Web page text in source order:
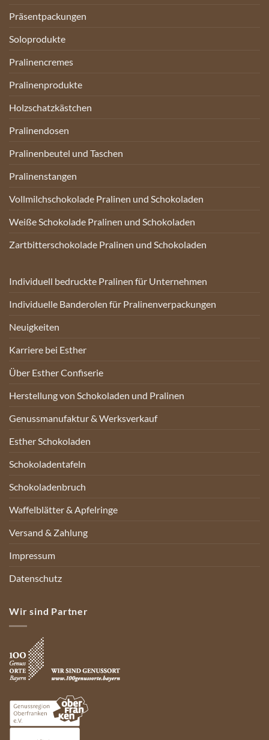
Präsentpackungen
Soloprodukte
Pralinencremes
Pralinenprodukte
Holzschatzkästchen
Pralinendosen
Pralinenbeutel und Taschen
Pralinenstangen
Vollmilchschokolade Pralinen und Schokoladen
Weiße Schokolade Pralinen und Schokoladen
Zartbitterschokolade Pralinen und Schokoladen
Individuell bedruckte Pralinen für Unternehmen
Individuelle Banderolen für Pralinenverpackungen
Neuigkeiten
Karriere bei Esther
Über Esther Confiserie
Herstellung von Schokoladen und Pralinen
Genussmanufaktur & Werksverkauf
Esther Schokoladen
Schokoladentafeln
Schokoladenbruch
Waffelblätter & Apfelringe
Versand & Zahlung
Impressum
Datenschutz
Wir sind Partner